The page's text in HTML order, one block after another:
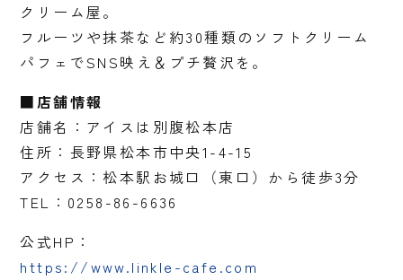
クリーム屋。
フルーツや抹茶など約30種類のソフトクリーム
パフェでSNS映え＆プチ贅沢を。
■店舗情報
店舗名：アイスは別腹松本店
住所：長野県松本市中央1-4-15
アクセス：松本駅お城口（東口）から徒歩3分
TEL：0258-86-6636
公式HP：
https://www.linkle-cafe.com